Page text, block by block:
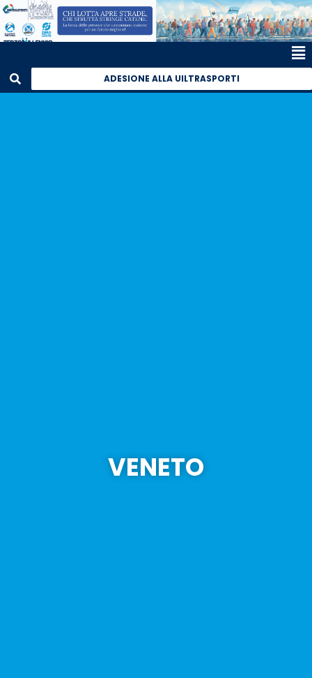
ADESIONE ALLA UILTRASPORTI
VENETO